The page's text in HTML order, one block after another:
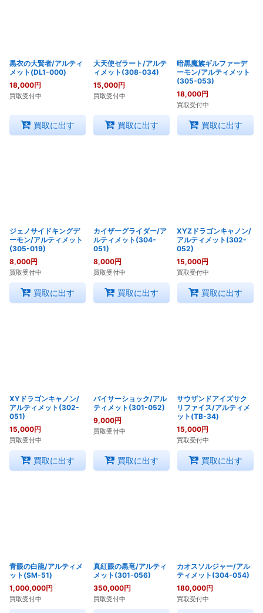
黒衣の大賢者/アルティ
メット(DL1-000)
18,000円
買取受付中
買取に出す
大天使ゼラート/アルテ
ィメット(308-034)
15,000円
買取受付中
買取に出す
暗黒魔族ギルファーデ
ーモン/アルティメット
(305-053)
18,000円
買取受付中
買取に出す
ジェノサイドキングデ
ーモン/アルティメット
(305-019)
8,000円
買取受付中
買取に出す
カイザーグライダー/ア
ルティメット(304-
051)
8,000円
買取受付中
買取に出す
XYZドラゴンキャノン/
アルティメット(302-
052)
15,000円
買取受付中
買取に出す
XYドラゴンキャノン/
アルティメット(302-
051)
15,000円
買取受付中
買取に出す
バイサーショック/アル
ティメット(301-052)
9,000円
買取受付中
買取に出す
サウザンドアイズサク
リファイス/アルティメ
ット(TB-34)
15,000円
買取受付中
買取に出す
青眼の白龍/アルティメ
ット(SM-51)
1,000,000円
買取受付中
真紅眼の黒竜/アルティ
メット(301-056)
350,000円
買取受付中
カオスソルジャー/アル
ティメット(304-054)
180,000円
買取受付中